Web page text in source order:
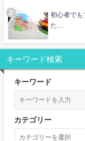
初心者でも
た...
キーワード検索
キーワード
カテゴリー